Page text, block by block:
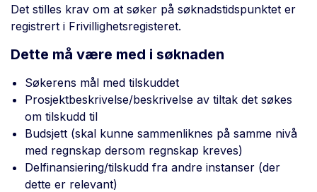
Det stilles krav om at søker på søknadstidspunktet er
registrert i Frivillighetsregisteret.
Dette må være med i søknaden
Søkerens mål med tilskuddet
Prosjektbeskrivelse/beskrivelse av tiltak det søkes
om tilskudd til
Budsjett (skal kunne sammenliknes på samme nivå
med regnskap dersom regnskap kreves)
Delfinansiering/tilskudd fra andre instanser (der
dette er relevant)